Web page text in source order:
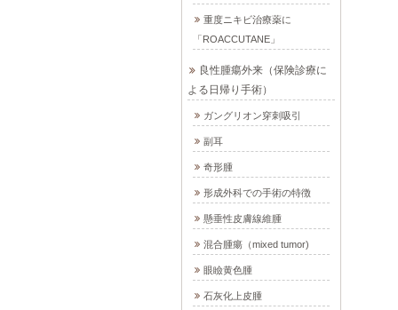
重度ニキビ治療薬に
「ROACCUTANE」
良性腫瘍外来（保険診療に
よる日帰り手術）
ガングリオン穿刺吸引
副耳
奇形腫
形成外科での手術の特徴
懸垂性皮膚線維腫
混合腫瘍（mixed tumor)
眼瞼黄色腫
石灰化上皮腫